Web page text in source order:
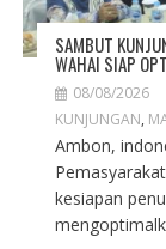
SAMBUT
WAHAI SIAP
08/08/2026
KUNJUNGAN,
Ambon,
kesiapan